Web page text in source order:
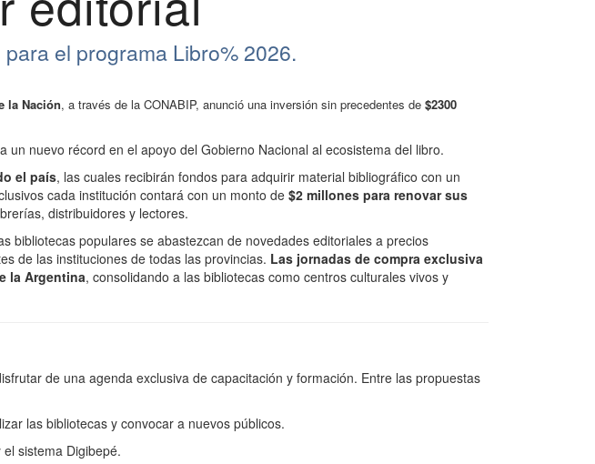
el programa Libro% 2026.
la Nación, a través de la CONABIP, anunció una inversión sin precedentes de $2300
un nuevo récord en el apoyo del Gobierno Nacional al ecosistema del libro.
el país, las cuales recibirán fondos para adquirir material bibliográfico con un
cada institución contará con un monto de $2 millones para renovar sus
distribuidores y lectores.
bibliotecas populares se abastezcan de novedades editoriales a precios
de las instituciones de todas las provincias. Las jornadas de compra exclusiva
la Argentina, consolidando a las bibliotecas como centros culturales vivos y
de una agenda exclusiva de capacitación y formación. Entre las propuestas
las bibliotecas y convocar a nuevos públicos.
sistema Digibepé.